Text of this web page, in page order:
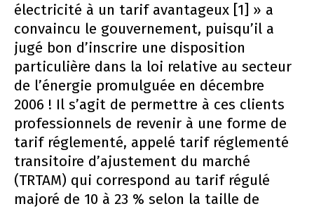
électricité à un tarif avantageux [1] » a
convaincu le gouvernement, puisqu’il a
jugé bon d’inscrire une disposition
particulière dans la loi relative au secteur
de l’énergie promulguée en décembre
2006 ! Il s’agit de permettre à ces clients
professionnels de revenir à une forme de
tarif réglementé, appelé tarif réglementé
transitoire d’ajustement du marché
(TRTAM) qui correspond au tarif régulé
majoré de 10 à 23 % selon la taille de